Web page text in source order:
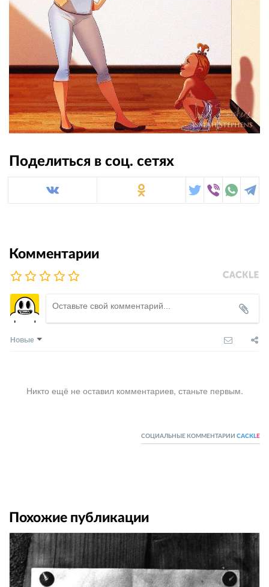
Поделиться в соц. сетях
Комментарии
Новые
Никто ещё не оставил комментариев, станьте первым.
СОЦИАЛЬНЫЕ КОММЕНТАРИИ CACKL E
Похожие публикации